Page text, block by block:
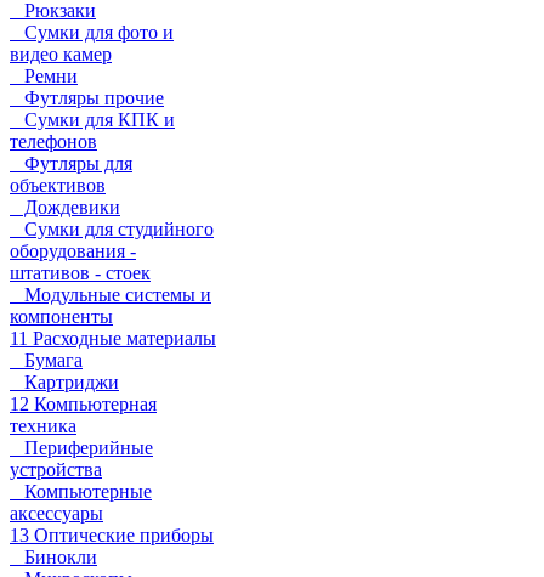
Рюкзаки
Сумки для фото и
видео камер
Ремни
Футляры прочие
Сумки для КПК и
телефонов
Футляры для
объективов
Дождевики
Сумки для студийного
оборудования -
штативов - стоек
Модульные системы и
компоненты
11 Расходные материалы
Бумага
Картриджи
12 Компьютерная
техника
Периферийные
устройства
Компьютерные
аксессуары
13 Оптические приборы
Бинокли